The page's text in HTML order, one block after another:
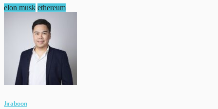
elon musk ethereum
Jiraboon